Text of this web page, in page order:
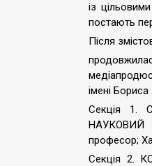
із
постають
Після
імені
Секція 1.
НАУКОВИЙ
професор;
Секція 2.